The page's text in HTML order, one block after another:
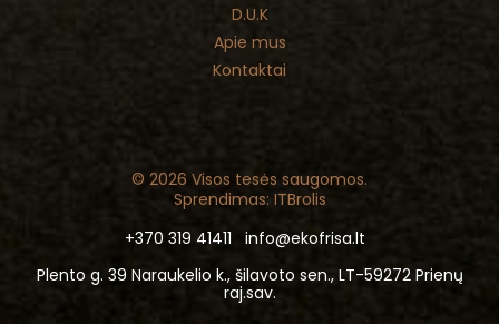
D.U.K
Apie mus
Kontaktai
© 2026 Visos tesės saugomos.
Sprendimas: ITBrolis
+370 319 41411
info@ekofrisa.lt
Plento g. 39 Naraukelio k., šilavoto sen., LT-59272 Prienų
raj.sav.